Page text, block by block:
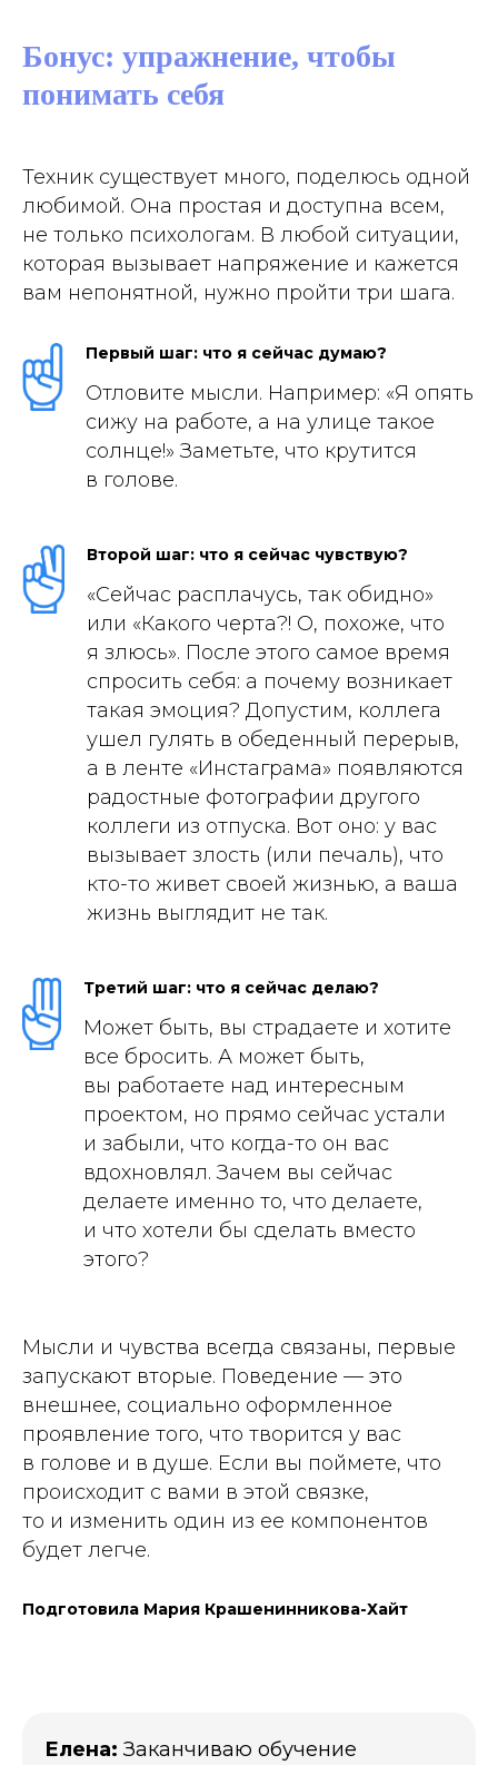
Бонус: упражнение, чтобы
понимать себя
Техник существует много, поделюсь одной
любимой. Она простая и доступна всем,
не только психологам. В любой ситуации,
которая вызывает напряжение и кажется
вам непонятной, нужно пройти три шага.
Первый шаг: что я сейчас думаю?
Отловите мысли. Например: «Я опять
сижу на работе, а на улице такое
солнце!» Заметьте, что крутится
в голове.
Второй шаг: что я сейчас чувствую?
«Сейчас расплачусь, так обидно»
или «Какого черта?! О, похоже, что
я злюсь». После этого самое время
спросить себя: а почему возникает
такая эмоция? Допустим, коллега
ушел гулять в обеденный перерыв,
а в ленте «Инстаграма» появляются
радостные фотографии другого
коллеги из отпуска. Вот оно: у вас
вызывает злость (или печаль), что
кто-то живет своей жизнью, а ваша
жизнь выглядит не так.
Третий шаг: что я сейчас делаю?
Может быть, вы страдаете и хотите
все бросить. А может быть,
вы работаете над интересным
проектом, но прямо сейчас устали
и забыли, что когда-то он вас
вдохновлял. Зачем вы сейчас
делаете именно то, что делаете,
и что хотели бы сделать вместо
этого?
Мысли и чувства всегда связаны, первые
запускают вторые. Поведение — это
внешнее, социально оформленное
проявление того, что творится у вас
в голове и в душе. Если вы поймете, что
происходит с вами в этой связке,
то и изменить один из ее компонентов
будет легче.
Подготовила Мария Крашенинникова-Хайт
Елена: Заканчиваю обучение